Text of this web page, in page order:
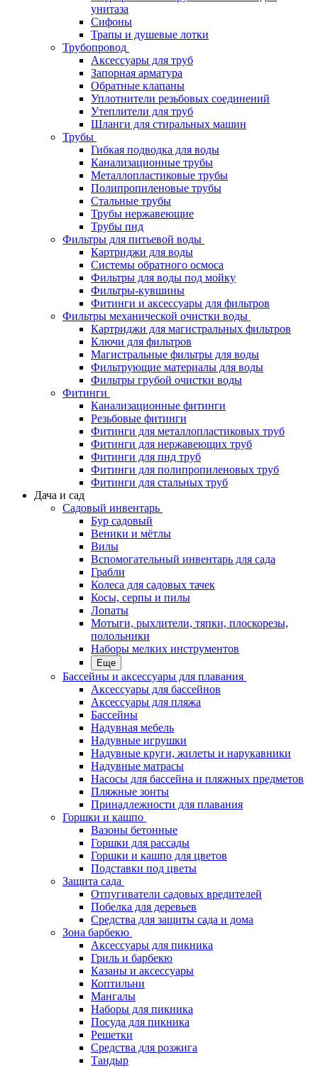
унитаза
Сифоны
Трапы и душевые лотки
Трубопровод
Аксессуары для труб
Запорная арматура
Обратные клапаны
Уплотнители резьбовых соединений
Утеплители для труб
Шланги для стиральных машин
Трубы
Гибкая подводка для воды
Канализационные трубы
Металлопластиковые трубы
Полипропиленовые трубы
Стальные трубы
Трубы нержавеющие
Трубы пнд
Фильтры для питьевой воды
Картриджи для воды
Системы обратного осмоса
Фильтры для воды под мойку
Фильтры-кувшины
Фитинги и аксессуары для фильтров
Фильтры механической очистки воды
Картриджи для магистральных фильтров
Ключи для фильтров
Магистральные фильтры для воды
Фильтрующие материалы для воды
Фильтры грубой очистки воды
Фитинги
Канализационные фитинги
Резьбовые фитинги
Фитинги для металлопластиковых труб
Фитинги для нержавеющих труб
Фитинги для пнд труб
Фитинги для полипропиленовых труб
Фитинги для стальных труб
Дача и сад
Садовый инвентарь
Бур садовый
Веники и мётлы
Вилы
Вспомогательный инвентарь для сада
Грабли
Колеса для садовых тачек
Косы, серпы и пилы
Лопаты
Мотыги, рыхлители, тяпки, плоскорезы,
полольники
Наборы мелких инструментов
Еще
Бассейны и аксессуары для плавания
Аксессуары для бассейнов
Аксессуары для пляжа
Бассейны
Надувная мебель
Надувные игрушки
Надувные круги, жилеты и нарукавники
Надувные матрасы
Насосы для бассейна и пляжных предметов
Пляжные зонты
Принадлежности для плавания
Горшки и кашпо
Вазоны бетонные
Горшки для рассады
Горшки и кашпо для цветов
Подставки под цветы
Защита сада
Отпугиватели садовых вредителей
Побелка для деревьев
Средства для защиты сада и дома
Зона барбекю
Аксессуары для пикника
Гриль и барбекю
Казаны и аксессуары
Коптильни
Мангалы
Наборы для пикника
Посуда для пикника
Решетки
Средства для розжига
Тандыр